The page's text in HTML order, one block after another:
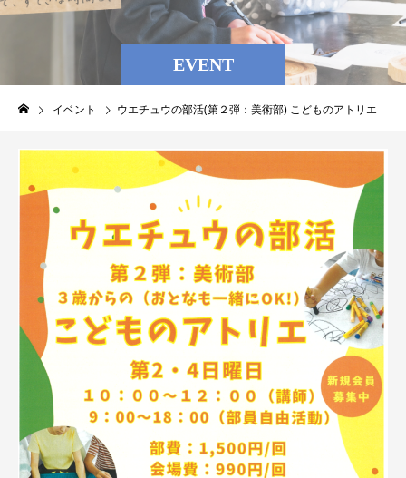
EVENT
イベント ウエチュウの部活(第２弾：美術部) こどものアトリエ